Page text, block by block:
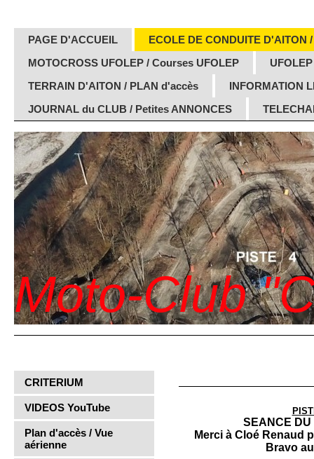
PAGE D'ACCUEIL
ECOLE DE CONDUITE D'AITON
MOTOCROSS UFOLEP / Courses UFOLEP
TERRAIN D'AITON / PLAN d'accès
INFORMATION
JOURNAL du CLUB / Petites ANNONCES
Moto-Club
CRITERIUM
VIDEOS YouTube
Plan d'accès / Vue
aérienne
SEANCE DU
Merci à Cloé Renaud
Bravo